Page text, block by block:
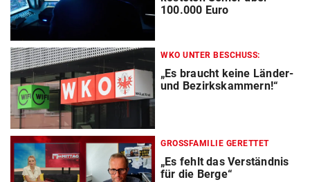
100.000 Euro
WKO UNTER BESCHUSS:
„Es braucht keine Länder-
und Bezirkskammern!“
GROSSFAMILIE GERETTET
„Es fehlt das Verständnis
für die Berge“